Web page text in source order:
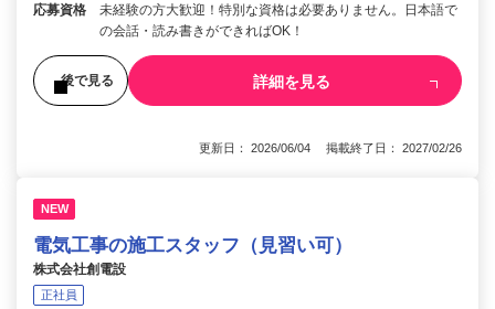
応募資格
未経験の方大歓迎！特別な資格は必要ありません。日本語で
の会話・読み書きができればOK！
後で見る 詳細を見る
更新日： 2026/06/04 掲載終了日： 2027/02/26
NEW
電気工事の施工スタッフ（見習い可）
株式会社創電設
正社員